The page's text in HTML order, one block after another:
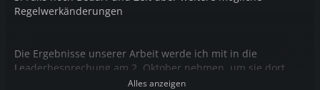
Regelwerkänderungen
Die Ergebnisse unserer Arbeit werde ich mit in die
Leaderbesprechung am 2. Oktober nehmen, um sie dort
Alles anzeigen